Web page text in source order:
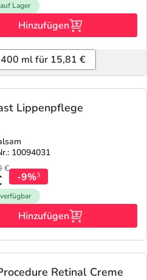
Lager
Hinzufügen
400 ml für 15,81 €
Lippenpflege
10094031
€
-9%3
Hinzufügen
Retinal Creme